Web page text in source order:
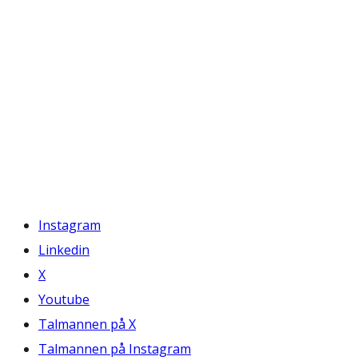
Instagram
Linkedin
X
Youtube
Talmannen på X
Talmannen på Instagram